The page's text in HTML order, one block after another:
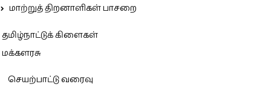
மாற்றுத் திறனாளிகள் பாசறை
தமிழ்நாட்டுக் கிளைகள்
மக்களரசு
செயற்பாட்டு வரைவு